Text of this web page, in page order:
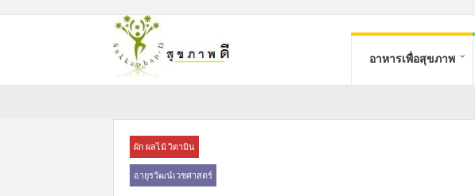
อาหารเพื่อสุขภาพ
ผัก ผลไม้ วิตามิน
อายุรวัฒน์เวชศาสตร์